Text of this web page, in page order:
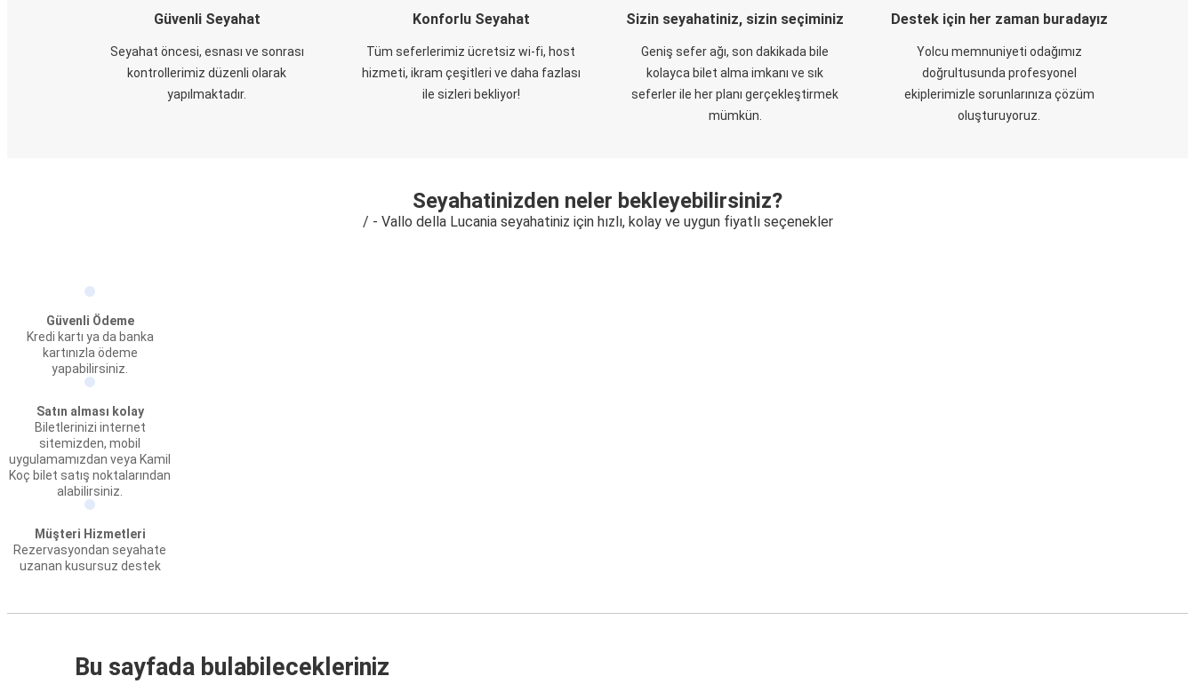
Güvenli Seyahat
Seyahat öncesi, esnası ve sonrası
kontrollerimiz düzenli olarak
yapılmaktadır.
Konforlu Seyahat
Tüm seferlerimiz ücretsiz wi-fi, host
hizmeti, ikram çeşitleri ve daha fazlası
ile sizleri bekliyor!
Sizin seyahatiniz, sizin seçiminiz
Geniş sefer ağı, son dakikada bile
kolayca bilet alma imkanı ve sık
seferler ile her planı gerçekleştirmek
mümkün.
Destek için her zaman buradayız
Yolcu memnuniyeti odağımız
doğrultusunda profesyonel
ekiplerimizle sorunlarınıza çözüm
oluşturuyoruz.
Seyahatinizden neler bekleyebilirsiniz?
/ - Vallo della Lucania seyahatiniz için hızlı, kolay ve uygun fiyatlı seçenekler
Güvenli Ödeme
Kredi kartı ya da banka
kartınızla ödeme
yapabilirsiniz.
Satın alması kolay
Biletlerinizi internet
sitemizden, mobil
uygulamamızdan veya Kamil
Koç bilet satış noktalarından
alabilirsiniz.
Müşteri Hizmetleri
Rezervasyondan seyahate
uzanan kusursuz destek
Bu sayfada bulabilecekleriniz